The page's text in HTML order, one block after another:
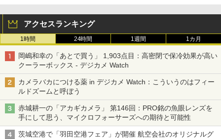
アクセスランキング
1時間 24時間 1週間 1カ月
岡嶋和幸の「あとで買う」 1,903点目：高密閉で保冷効果が高い
クーラーボックス - デジカメ Watch
カメラバカにつける薬 in デジカメ Watch：こういうのはフィー
ルドズームと呼ぼう
赤城耕一の「アカギカメラ」 第146回：PRO銘の魚眼レンズを
手にして思う、マイクロフォーサーズへの期待と可能性
茨城空港で「羽田空港フェア」が開催 航空会社のオリジナルグ